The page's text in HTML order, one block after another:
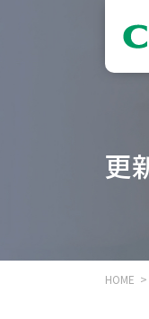
更
HOME